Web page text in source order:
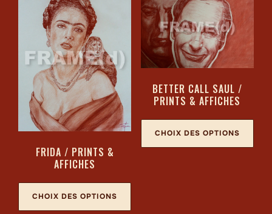
FRIDA / PRINTS &
AFFICHES
CHOIX DES OPTIONS
BETTER CALL SAUL /
PRINTS & AFFICHES
CHOIX DES OPTIONS